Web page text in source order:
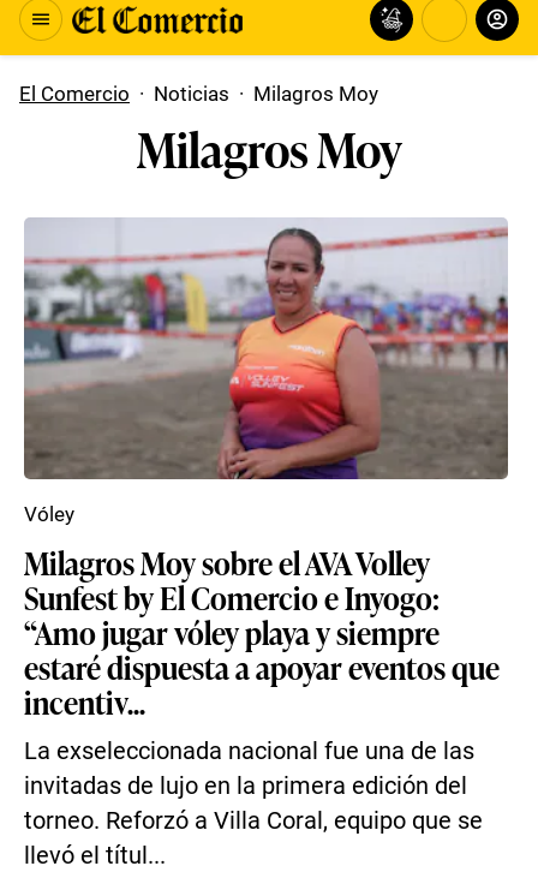
El Comercio · Noticias · Milagros Moy
Milagros Moy
Milagros Moy sobre el AVA Volley
Sunfest by El Comercio e Inyogo:
“Amo jugar vóley playa y siempre
estaré dispuesta a apoyar eventos que
incentiv...
La exseleccionada nacional fue una de las
invitadas de lujo en la primera edición del
torneo. Reforzó a Villa Coral, equipo que se
llevó el títul...
Vóley